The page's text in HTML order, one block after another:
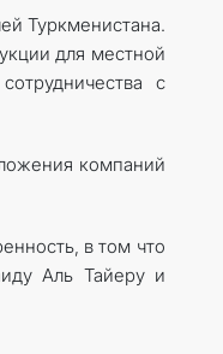
Туркменистана.
для местной
с
компаний
в том что
Аль Тайеру и